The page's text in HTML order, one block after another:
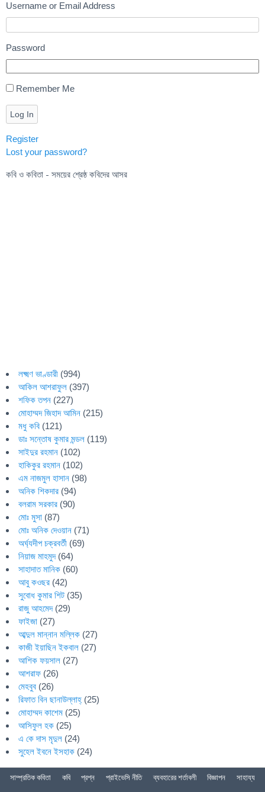
Username or Email Address
Password
Remember Me
Log In
Register
Lost your password?
কবি ও কবিতা - সময়ের শ্রেষ্ঠ কবিদের আসর
লক্ষ্মণ ভাণ্ডারী (994)
আকিল আশরাফুল (397)
শফিক তপন (227)
মোহাম্মদ জিহাদ আমিন (215)
মধু কবি (121)
ডাঃ সন্তোষ কুমার মন্ডল (119)
সাইদুর রহমান (102)
হাকিকুর রহমান (102)
এম নাজমুল হাসান (98)
অনিক শিকদার (94)
বলরাম সরকার (90)
মোঃ মুসা (87)
মোঃ অনিক দেওয়ান (71)
অর্ঘ্যদীপ চক্রবর্তী (69)
নিয়াজ মাহমুদ(64)
সাহাদাত মানিক (60)
আবু কওছর (42)
সুবোধ কুমার শিট (35)
রাজু আহমেদ(29)
ফাইজা (27)
আব্দুল মান্নান মল্লিক (27)
কাজী ইয়াছিন ইকবাল (27)
আশিক ফয়সাল (27)
আশরাফ (26)
মেহবুব (26)
রিফাত বিন ছানাউল্লাহ্ (25)
মোহাম্মদ কাশেম (25)
আসিফুল হক (25)
এ কে দাস মৃদুল (24)
সুহেল ইবনে ইসহাক (24)
সাম্প্রতিক কবিতা কবি প্রশ্ন প্রাইভেসি নীতি ব্যবহারের শর্তাবলী বিজ্ঞাপন
সাহায্য